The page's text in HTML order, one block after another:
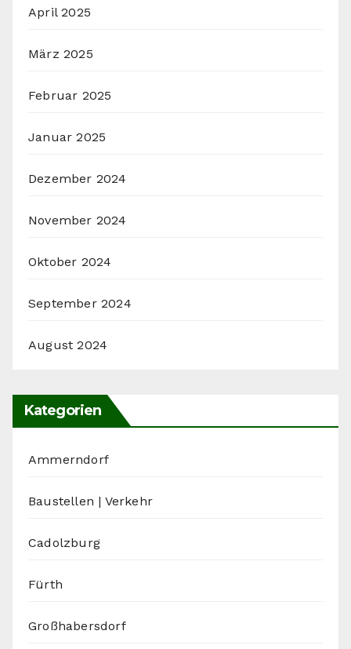
April 2025
März 2025
Februar 2025
Januar 2025
Dezember 2024
November 2024
Oktober 2024
September 2024
August 2024
Kategorien
Ammerndorf
Baustellen | Verkehr
Cadolzburg
Fürth
Großhabersdorf